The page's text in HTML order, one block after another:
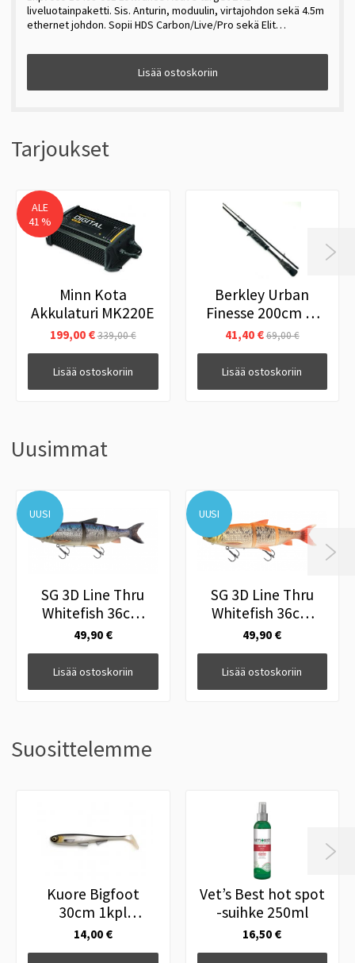
liveluotainpaketti. Sis. Anturin, moduulin, virtajohdon sekä 4.5m
ethernet johdon. Sopii HDS Carbon/Live/Pro sekä Elit…
Lisää ostoskoriin
Tarjoukset
ALE
41 %
Minn Kota
Akkulaturi MK220E
199,00 €339,00 €
Lisää ostoskoriin
Berkley Urban
Finesse 200cm 3-
14g Hyrräkelavapa
41,40 €69,00 €
Lisää ostoskoriin

Uusimmat
UUSI
SG 3D Line Thru
Whitefish 36cm
478g MS Whitefish
49,90 €
Lisää ostoskoriin
UUSI
SG 3D Line Thru
Whitefish 36cm
478g MS Gold
Albino
49,90 €
Lisää ostoskoriin

Suosittelemme
Kuore Bigfoot
30cm 1kpl
Headlight
14,00 €
Vet’s Best hot spot
-suihke 250ml
16,50 €
